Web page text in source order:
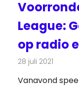
League:
op radio
28 juli 2021
Vanavond